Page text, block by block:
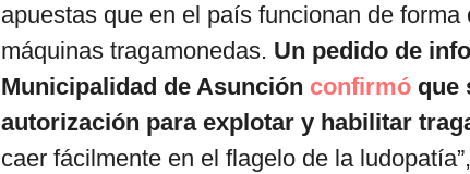
apuestas que en el país funcionan de
máquinas tragamonedas. Un pedido de
Municipalidad de Asunción confirmó que
autorización para explotar y habilitar
caer fácilmente en el flagelo de la